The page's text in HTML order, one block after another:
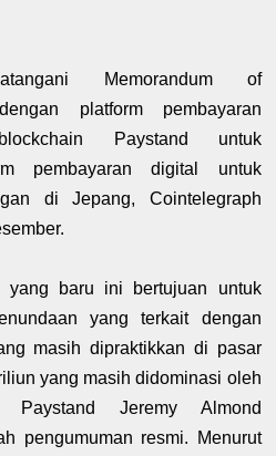
Memorandum of
platform pembayaran
Paystand untuk
pembayaran digital untuk
di Jepang, Cointelegraph
yang baru ini bertujuan untuk
yang terkait dengan
masih dipraktikkan di pasar
yang masih didominasi oleh
Jeremy Almond
pengumuman resmi. Menurut